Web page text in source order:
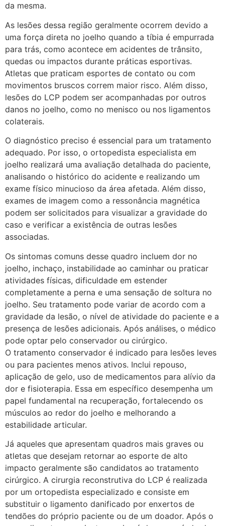
da mesma.
As lesões dessa região geralmente ocorrem devido a
uma força direta no joelho quando a tíbia é empurrada
para trás, como acontece em acidentes de trânsito,
quedas ou impactos durante práticas esportivas.
Atletas que praticam esportes de contato ou com
movimentos bruscos correm maior risco. Além disso,
lesões do LCP podem ser acompanhadas por outros
danos no joelho, como no menisco ou nos ligamentos
colaterais.
O diagnóstico preciso é essencial para um tratamento
adequado. Por isso, o ortopedista especialista em
joelho realizará uma avaliação detalhada do paciente,
analisando o histórico do acidente e realizando um
exame físico minucioso da área afetada. Além disso,
exames de imagem como a ressonância magnética
podem ser solicitados para visualizar a gravidade do
caso e verificar a existência de outras lesões
associadas.
Os sintomas comuns desse quadro incluem dor no
joelho, inchaço, instabilidade ao caminhar ou praticar
atividades físicas, dificuldade em estender
completamente a perna e uma sensação de soltura no
joelho. Seu tratamento pode variar de acordo com a
gravidade da lesão, o nível de atividade do paciente e a
presença de lesões adicionais. Após análises, o médico
pode optar pelo conservador ou cirúrgico.
O tratamento conservador é indicado para lesões leves
ou para pacientes menos ativos. Inclui repouso,
aplicação de gelo, uso de medicamentos para alívio da
dor e fisioterapia. Essa em específico desempenha um
papel fundamental na recuperação, fortalecendo os
músculos ao redor do joelho e melhorando a
estabilidade articular.
Já aqueles que apresentam quadros mais graves ou
atletas que desejam retornar ao esporte de alto
impacto geralmente são candidatos ao tratamento
cirúrgico. A cirurgia reconstrutiva do LCP é realizada
por um ortopedista especializado e consiste em
substituir o ligamento danificado por enxertos de
tendões do próprio paciente ou de um doador. Após o